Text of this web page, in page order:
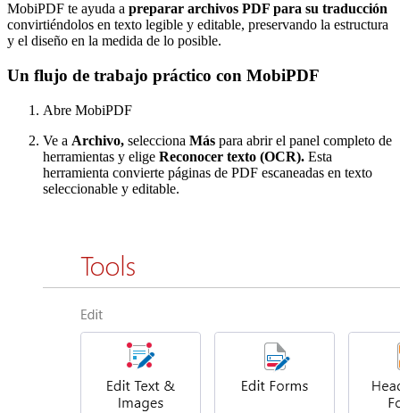
MobiPDF te ayuda a preparar archivos PDF para su traducción
convirtiéndolos en texto legible y editable, preservando la estructura
y el diseño en la medida de lo posible.
Un flujo de trabajo práctico con MobiPDF
Abre MobiPDF
Ve a Archivo, selecciona Más para abrir el panel completo de
herramientas y elige Reconocer texto (OCR). Esta
herramienta convierte páginas de PDF escaneadas en texto
seleccionable y editable.